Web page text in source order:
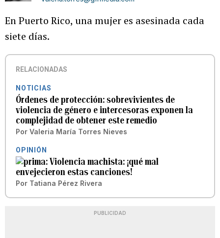
En Puerto Rico, una mujer es asesinada cada
siete días.
RELACIONADAS
NOTICIAS
Órdenes de protección: sobrevivientes de
violencia de género e intercesoras exponen la
complejidad de obtener este remedio
Por Valeria María Torres Nieves
OPINIÓN
Violencia machista: ¡qué mal
envejecieron estas canciones!
Por Tatiana Pérez Rivera
PUBLICIDAD